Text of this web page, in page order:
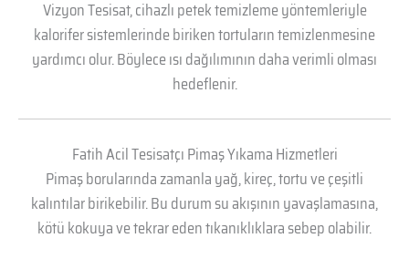
Vizyon Tesisat, cihazlı petek temizleme yöntemleriyle
kalorifer sistemlerinde biriken tortuların temizlenmesine
yardımcı olur. Böylece ısı dağılımının daha verimli olması
hedeflenir.
Fatih Acil Tesisatçı Pimaş Yıkama Hizmetleri
Pimaş borularında zamanla yağ, kireç, tortu ve çeşitli
kalıntılar birikebilir. Bu durum su akışının yavaşlamasına,
kötü kokuya ve tekrar eden tıkanıklıklara sebep olabilir.